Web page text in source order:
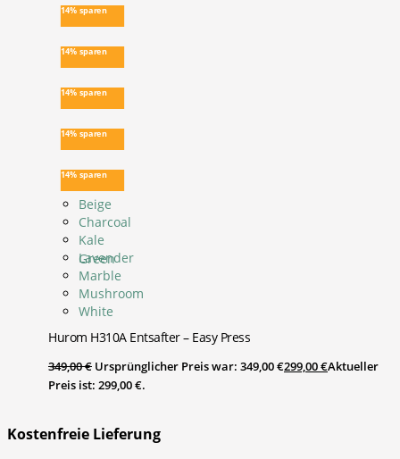
14% sparen
14% sparen
14% sparen
14% sparen
14% sparen
Beige
Charcoal
Kale
Green
Lavender
Marble
Mushroom
White
Hurom H310A Entsafter – Easy Press
349,00€ Ursprünglicher Preis war: 349,00 €299,00€Aktueller
Preis ist: 299,00 €.
Kostenfreie Lieferung